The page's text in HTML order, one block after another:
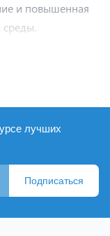
и повышенная
среды.
с
в
лучших
Подписаться